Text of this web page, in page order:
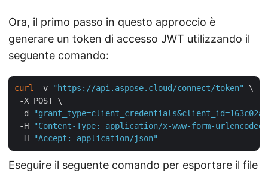
Ora, il primo passo in questo approccio è
generare un token di accesso JWT utilizzando il
seguente comando:
curl -v "https://api.aspose.cloud/connect/token"
\
-X POST \
-d
-H
"Content-Type: application/x-www-form-urlencoded"
-H
"Accept: application/json"
Eseguire il seguente comando per esportare il file